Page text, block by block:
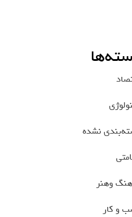
نشده
وهنر
و کار